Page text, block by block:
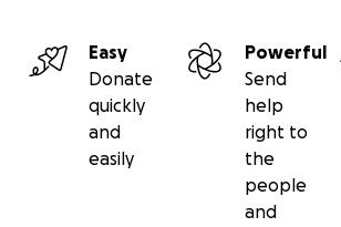
Easy
Donate
quickly
and
easily
Powerful
Send
help
right to
the
people
and